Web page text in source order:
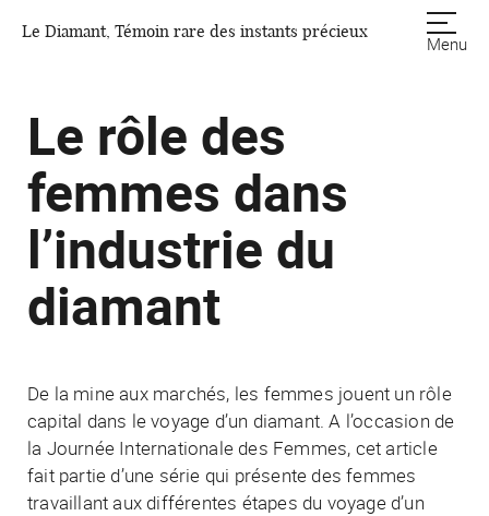
Le Diamant, Témoin rare des instants précieux
Menu
Le rôle des
femmes dans
l’industrie du
diamant
De la mine aux marchés, les femmes jouent un rôle
capital dans le voyage d’un diamant. A l’occasion de
la Journée Internationale des Femmes, cet article
fait partie d’une série qui présente des femmes
travaillant aux différentes étapes du voyage d’un